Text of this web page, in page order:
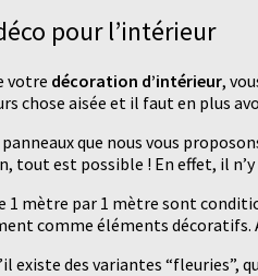
pour l’intérieur
votre décoration d’intérieur,
chose aisée et il faut en plus
panneaux que nous vous
tout est possible ! En effet, il
1 mètre par 1 mètre sont
comme éléments décoratifs.
existe des variantes